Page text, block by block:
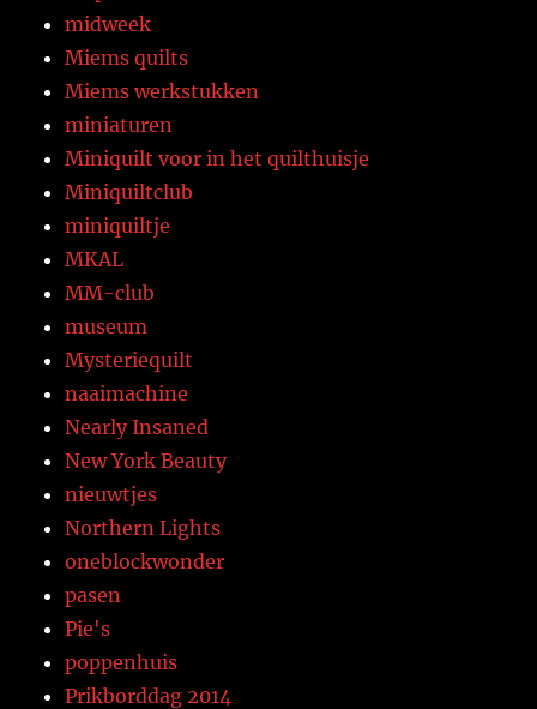
midweek
Miems quilts
Miems werkstukken
miniaturen
Miniquilt voor in het quilthuisje
Miniquiltclub
miniquiltje
MKAL
MM-club
museum
Mysteriequilt
naaimachine
Nearly Insaned
New York Beauty
nieuwtjes
Northern Lights
oneblockwonder
pasen
Pie's
poppenhuis
Prikborddag 2014